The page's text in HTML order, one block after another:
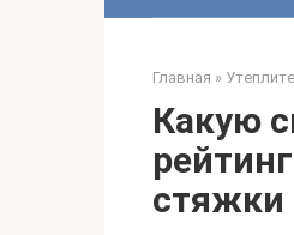
Главная »
Какую
стяжки